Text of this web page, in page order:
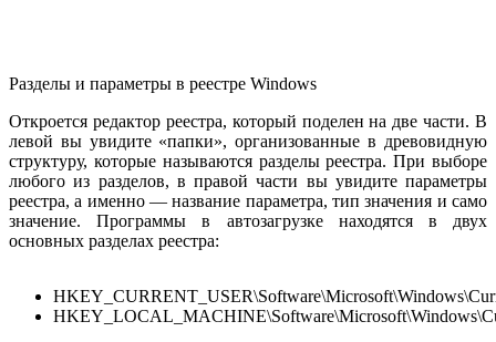
Разделы и параметры в реестре Windows
Откроется редактор реестра, который поделен на две части. В
левой вы увидите «папки», организованные в древовидную
структуру, которые называются разделы реестра. При выборе
любого из разделов, в правой части вы увидите параметры
реестра, а именно — название параметра, тип значения и само
значение. Программы в автозагрузке находятся в двух
основных разделах реестра: